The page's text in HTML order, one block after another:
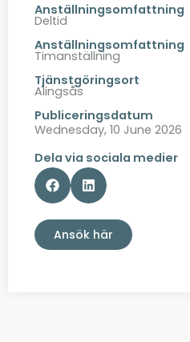
Anställningsomfattning
Deltid
Anställningsomfattning
Timanställning
Tjänstgöringsort
Alingsås
Publiceringsdatum
Wednesday, 10 June 2026
Dela via sociala medier
Ansök här